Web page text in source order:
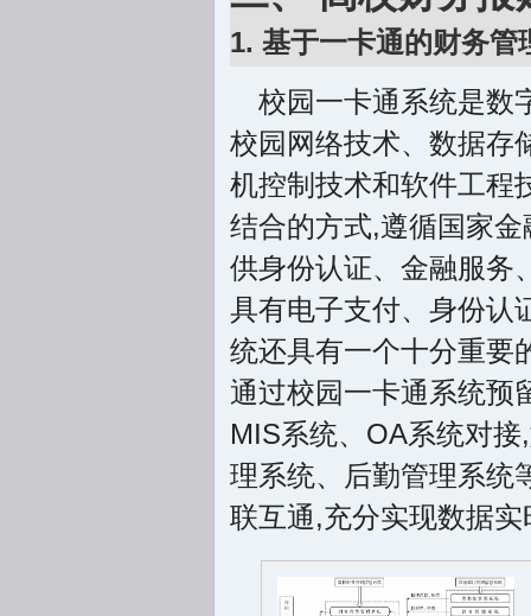
1. 基于一卡通的财务管
校园一卡通系统是数
校园网络技术、数据存
机控制技术和软件工程
结合的方式,遵循国家
供身份认证、金融服务
具有电子支付、身份认
统还具有一个十分重要
通过校园一卡通系统预
MIS系统、OA系统对
理系统、后勤管理系统
联互通,充分实现数据实